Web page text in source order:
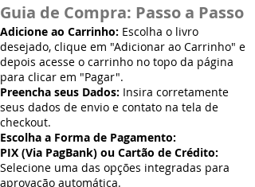
Guia de Compra: Passo a Passo
Adicione ao Carrinho: Escolha o livro
desejado, clique em "Adicionar ao Carrinho" e
depois acesse o carrinho no topo da página
para clicar em "Pagar".
Preencha seus Dados: Insira corretamente
seus dados de envio e contato na tela de
checkout.
Escolha a Forma de Pagamento:
PIX (Via PagBank) ou Cartão de Crédito:
Selecione uma das opções integradas para
aprovação automática.